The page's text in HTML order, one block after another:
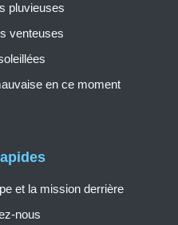
et la mission derrière
nous
pluvieuses
venteuses
en ce moment